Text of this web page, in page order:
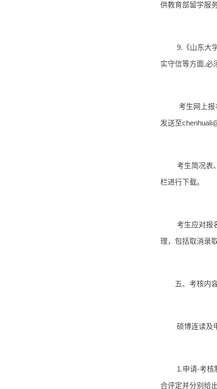
供教育部留学服
9.《山东大
实守信等方面,必
考生网上报
发送至
考生简况表
栏进行下载。
考生应对报
理，包括取消录
五、考核内
硕博连读及
1.申请-考核
合评定并分别给